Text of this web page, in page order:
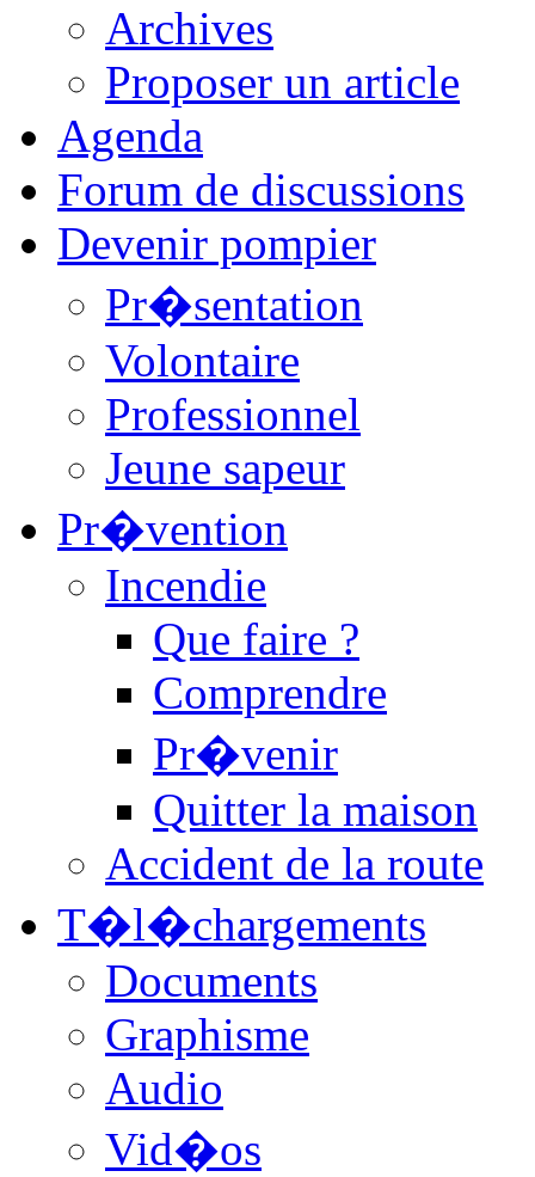
Archives
Proposer un article
Agenda
Forum de discussions
Devenir pompier
Pr�sentation
Volontaire
Professionnel
Jeune sapeur
Pr�vention
Incendie
Que faire ?
Comprendre
Pr�venir
Quitter la maison
Accident de la route
T�l�chargements
Documents
Graphisme
Audio
Vid�os